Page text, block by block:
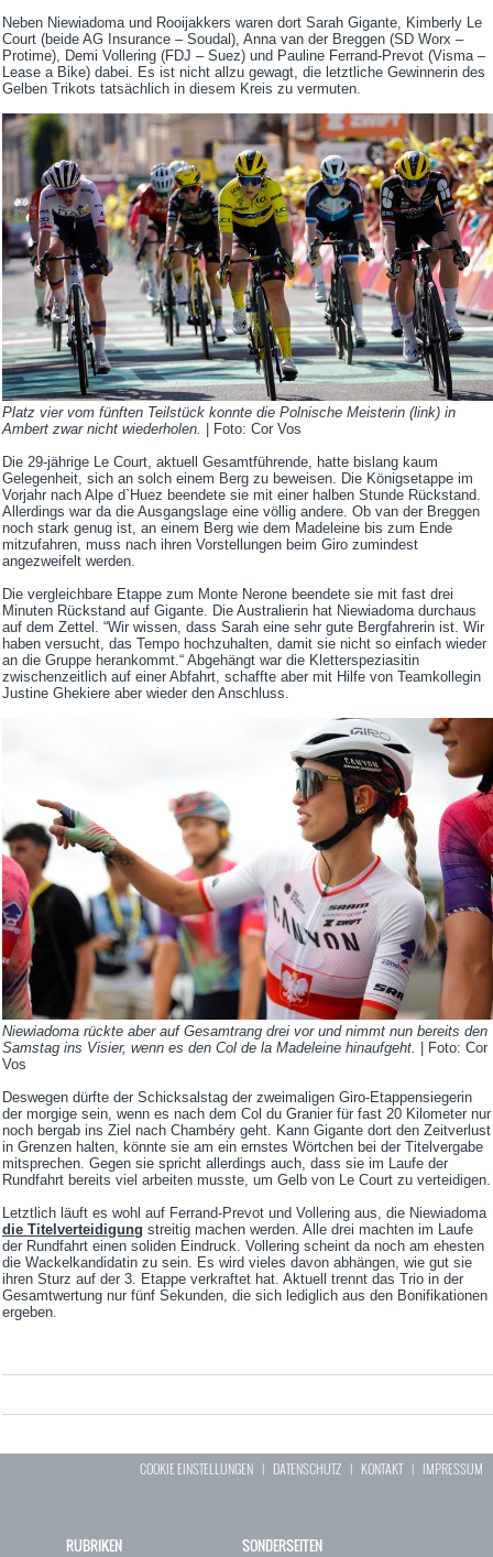
Neben Niewiadoma und Rooijakkers waren dort Sarah Gigante, Kimberly Le
Court (beide AG Insurance – Soudal), Anna van der Breggen (SD Worx –
Protime), Demi Vollering (FDJ – Suez) und Pauline Ferrand-Prevot (Visma –
Lease a Bike) dabei. Es ist nicht allzu gewagt, die letztliche Gewinnerin des
Gelben Trikots tatsächlich in diesem Kreis zu vermuten.
Platz vier vom fünften Teilstück konnte die Polnische Meisterin (link) in
Ambert zwar nicht wiederholen.
| Foto: Cor Vos
Die 29-jährige Le Court, aktuell Gesamtführende, hatte bislang kaum
Gelegenheit, sich an solch einem Berg zu beweisen. Die Königsetappe im
Vorjahr nach Alpe d`Huez beendete sie mit einer halben Stunde Rückstand.
Allerdings war da die Ausgangslage eine völlig andere. Ob van der Breggen
noch stark genug ist, an einem Berg wie dem Madeleine bis zum Ende
mitzufahren, muss nach ihren Vorstellungen beim Giro zumindest
angezweifelt werden.
Die vergleichbare Etappe zum Monte Nerone beendete sie mit fast drei
Minuten Rückstand auf Gigante. Die Australierin hat Niewiadoma durchaus
auf dem Zettel. “Wir wissen, dass Sarah eine sehr gute Bergfahrerin ist. Wir
haben versucht, das Tempo hochzuhalten, damit sie nicht so einfach wieder
an die Gruppe herankommt.“ Abgehängt war die Kletterspeziasitin
zwischenzeitlich auf einer Abfahrt, schaffte aber mit Hilfe von Teamkollegin
Justine Ghekiere aber wieder den Anschluss.
Niewiadoma rückte aber auf Gesamtrang drei vor und nimmt nun bereits den
Samstag ins Visier, wenn es den Col de la Madeleine hinaufgeht.
| Foto: Cor
Vos
Deswegen dürfte der Schicksalstag der zweimaligen Giro-Etappensiegerin
der morgige sein, wenn es nach dem Col du Granier für fast 20 Kilometer nur
noch bergab ins Ziel nach Chambéry geht. Kann Gigante dort den Zeitverlust
in Grenzen halten, könnte sie am ein ernstes Wörtchen bei der Titelvergabe
mitsprechen. Gegen sie spricht allerdings auch, dass sie im Laufe der
Rundfahrt bereits viel arbeiten musste, um Gelb von Le Court zu verteidigen.
Letztlich läuft es wohl auf Ferrand-Prevot und Vollering aus, die Niewiadoma
die Titelverteidigung streitig machen werden. Alle drei machten im Laufe
der Rundfahrt einen soliden Eindruck. Vollering scheint da noch am ehesten
die Wackelkandidatin zu sein. Es wird vieles davon abhängen, wie gut sie
ihren Sturz auf der 3. Etappe verkraftet hat. Aktuell trennt das Trio in der
Gesamtwertung nur fünf Sekunden, die sich lediglich aus den Bonifikationen
ergeben.
COOKIE EINSTELLUNGEN | DATENSCHUTZ | KONTAKT| IMPRESSUM
RUBRIKEN SONDERSEITEN